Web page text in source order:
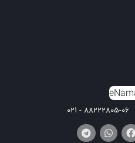
88222805-06 - 021